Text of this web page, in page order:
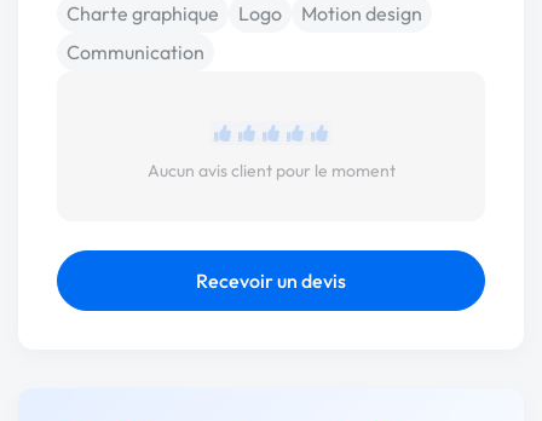
Charte graphique
Logo
Motion design
Communication
Aucun avis client pour le moment
Recevoir un devis